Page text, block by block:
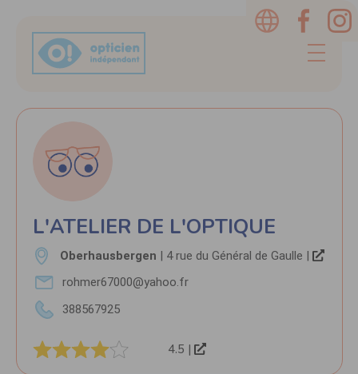
L'ATELIER DE L'OPTIQUE
Oberhausbergen | 4 rue du Général de Gaulle |
rohmer67000@yahoo.fr
388567925
4.5 |